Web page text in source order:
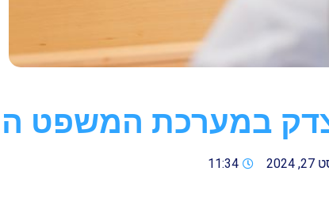
במערכת המשפט
11:34